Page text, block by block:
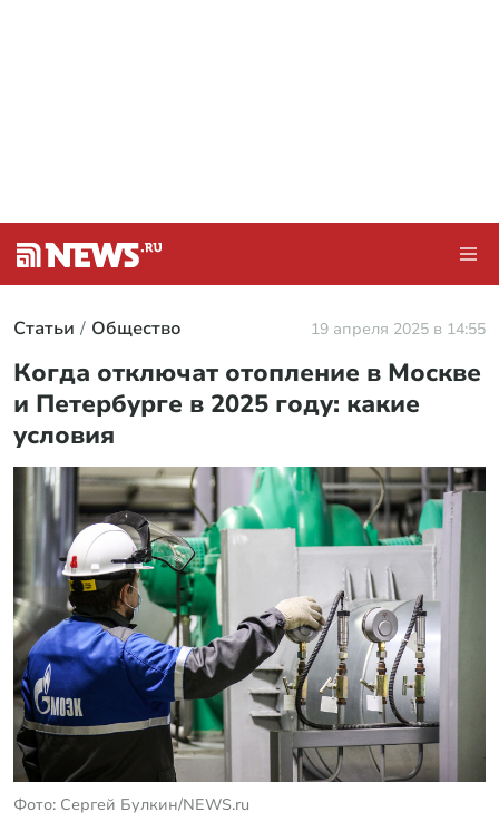
Статьи Общество 19 апреля 2025 в 14:55
Когда отключат отопление в Москве
и Петербурге в 2025 году: какие
условия
Фото: Сергей Булкин/NEWS.ru